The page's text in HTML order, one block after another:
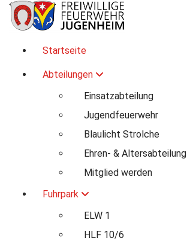
Zum
Inhalt
Für Ihre Sicherheit in Seeheim-Jugenheim
Startseite
Abteilungen
Einsatzabteilung
Jugendfeuerwehr
Blaulicht Strolche
Ehren- & Altersabteilung
Mitglied werden
Fuhrpark
ELW 1
HLF 10/6